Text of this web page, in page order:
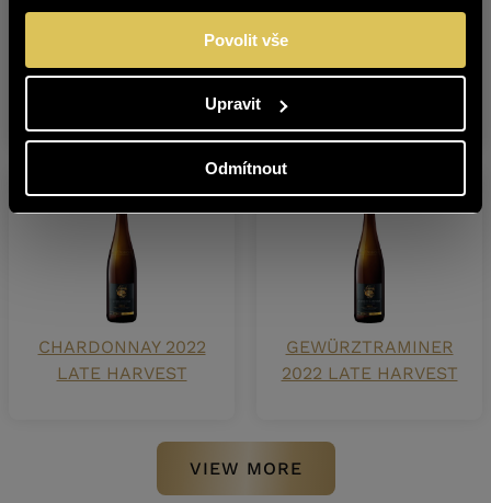
Povolit vše
Upravit
Odmítnout
2017 LATE HARVEST
SAUVIGNON 2022
CHARDONNAY 2022
LATE HARVEST
GEWÜRZTRAMINER
2022 LATE HARVEST
VIEW MORE